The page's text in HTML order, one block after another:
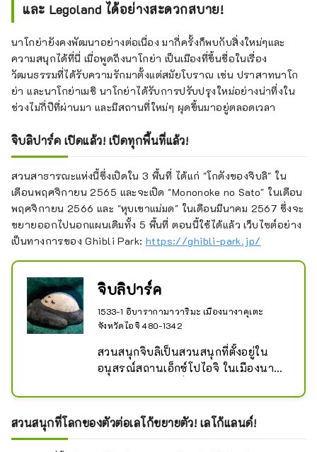
และ Legoland ได้อย่างสะดวกสบาย!
นาโกย่ายังคงพัฒนาอย่างต่อเนื่อง มากี่ครั้งก็พบกับสิ่งใหม่ๆและ
ความสนุกได้ที่นี่ เมื่อพูดถึงนาโกย่า เป็นเมืองที่ขึ้นชื่อในเรื่อง
วัฒนธรรมที่ได้รับความรักมาตั้งแต่สมัยโบราณ เช่น ปราสาทนาโก
ย่า และนาโกย่าเมชิ นาโกย่าได้รับการปรับปรุงใหม่อย่างน่าทึ่งใน
ช่วงไม่กี่ปีที่ผ่านมา และมีสถานที่ใหม่ๆ ผุดขึ้นมาอยู่ตลอดเวลา
จิบลิปาร์ค เปิดแล้ว! เปิดทุกพื้นที่แล้ว!
สวนสาธารณะแห่งนี้ซึ่งเปิดใน 3 พื้นที่ ได้แก่ "โกดังของจิบลิ" ใน
เดือนพฤศจิกายน 2565 และจะเปิด "Mononoke no Sato" ในเดือน
พฤศจิกายน 2566 และ "หุบเขาแม่มด" ในเดือนมีนาคม 2567 ซึ่งจะ
ขยายออกไปนอกแผนเดิมทั้ง 5 พื้นที่ ตอนนี้ใช้ได้แล้ว เว็บไซต์อย่าง
เป็นทางการของ Ghibli Park: https://ghibli-park.jp/
จิบลิปาร์ค
1533-1 อิบารากามาวาริมะ เมืองนางาคุเตะ
จังหวัดไอจิ 480-1342
สวนสนุกจิบลิเป็นสวนสนุกที่ตั้งอยู่ใน
อนุสรณ์สถานเอ็กซ์โปไอจิ ในเมืองนางา
ของผลงานของสตูดิโอจิบลิ นับตั้งแต่
สวนสาธารณะแห่งนี้เปิดในเดือน
สวนสนุกที่โลกของตัวต่อเลโก้ขยายตัว! เลโก้แลนด์!